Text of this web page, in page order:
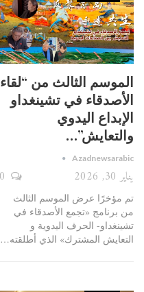
الموسم الثالث من “لقاء
الأصدقاء في تشينغداو
الإبداع اليدوي
والتعايش”…
Azadnewsarabic
يناير 30, 2026
تم مؤخرًا عرض الموسم الثالث
من برنامج «تجمع الأصدقاء في
تشينغداو- الحرف اليدوية و
التعايش المشترك» الذي أطلقته…